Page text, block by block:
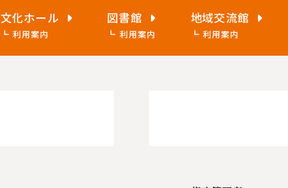
文化ホール
利用案内
図書館
利用案内
地域交流館
利用案内